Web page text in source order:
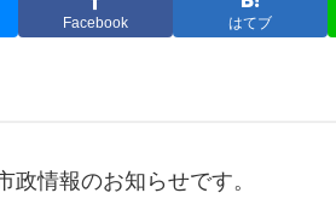
Facebook はてブ
情報のお知らせです。